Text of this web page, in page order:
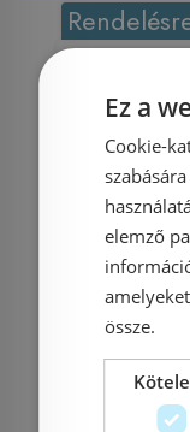
N-
black
Ez a
Cookie-
elemző
össze.